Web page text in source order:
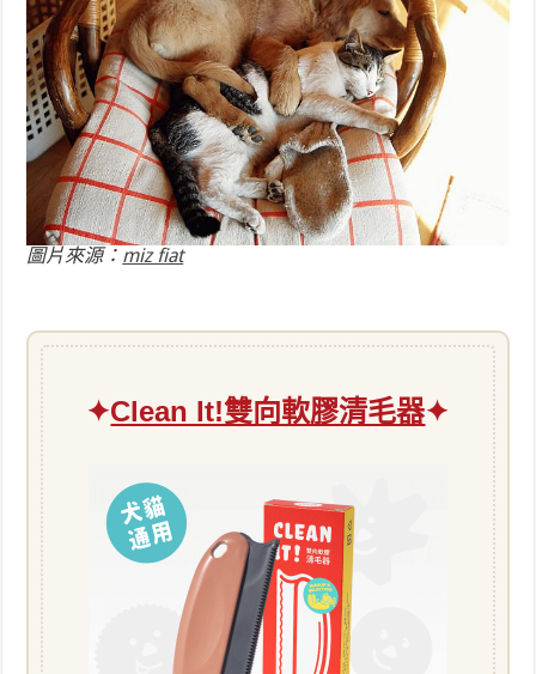
圖片來源： miz fiat
✦Clean It!雙向軟膠清毛器✦